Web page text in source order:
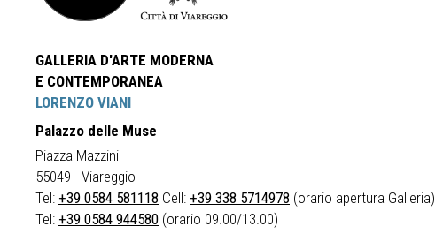
GALLERIA D'ARTE MODERNA
E CONTEMPORANEA
LORENZO VIANI
Palazzo delle Muse
Piazza Mazzini
55049 - Viareggio
Tel: +39 0584 581118 Cell: +39 338 5714978 (orario apertura Galleria)
Tel: +39 0584 944580 (orario 09.00/13.00)